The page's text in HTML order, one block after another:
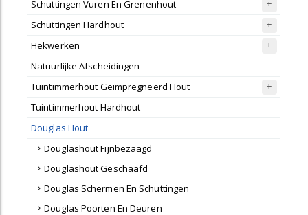
Schuttingen Vuren En Grenenhout
Schuttingen Hardhout
Hekwerken
Natuurlijke Afscheidingen
Tuintimmerhout Geïmpregneerd Hout
Tuintimmerhout Hardhout
Douglas Hout
Douglashout Fijnbezaagd
Douglashout Geschaafd
Douglas Schermen En Schuttingen
Douglas Poorten En Deuren